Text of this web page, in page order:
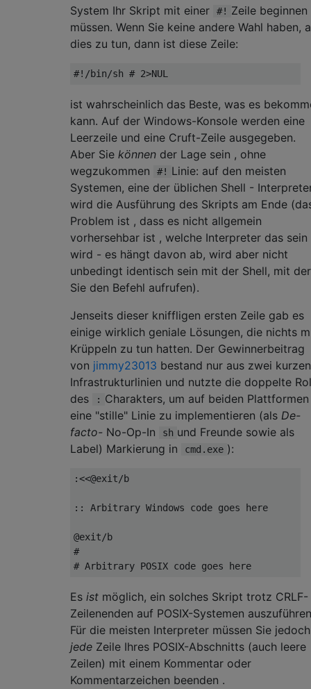
System Ihr Skript mit einer
#! Zeile beginnen
müssen. Wenn Sie keine andere Wahl haben,
dies zu tun, dann ist diese Zeile:
ist wahrscheinlich das Beste, was es
kann. Auf der Windows-Konsole werden eine
Leerzeile und eine Cruft-Zeile ausgegeben.
Aber Sie können der Lage sein , ohne
wegzukommen
#! Linie: auf den meisten
Systemen, eine der üblichen Shell -
wird die Ausführung des Skripts am Ende
Problem ist , dass es nicht allgemein
vorhersehbar ist , welche Interpreter das sein
wird - es hängt davon ab, wird aber nicht
unbedingt identisch sein mit der Shell, mit der
Sie den Befehl aufrufen).
Jenseits dieser kniffligen ersten Zeile gab es
einige wirklich geniale Lösungen, die nichts
Krüppeln zu tun hatten. Der Gewinnerbeitrag
von jimmy23013 bestand nur aus zwei kurzen
Infrastrukturlinien und nutzte die doppelte
des
: Charakters, um auf beiden Plattformen
eine "stille" Linie zu implementieren (als De-
facto- No-Op-In sh und Freunde sowie als
Label) Markierung in
cmd.exe ):
:<<@exit/b
:: Arbitrary Windows code goes here
@exit/b
#
Es ist möglich, ein solches Skript trotz CRLF-
Zeilenenden auf POSIX-Systemen
Für die meisten Interpreter müssen Sie jedoch
jede Zeile Ihres POSIX-Abschnitts (auch leere
Zeilen) mit einem Kommentar oder
Kommentarzeichen beenden .